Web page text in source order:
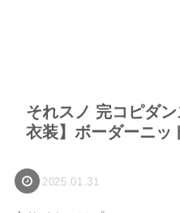
それスノ 完コピダ
衣装】ボーダーニッ
2025.01.31